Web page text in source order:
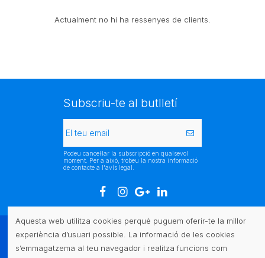
Actualment no hi ha ressenyes de clients.
Subscriu-te al butlletí
Podeu cancel·lar la subscripció en qualsevol
moment. Per a això, trobeu la nostra informació
de contacte a l'avís legal.
Atenció al client
Aquesta web utilitza cookies perquè puguem oferir-te la millor
experiència d’usuari possible. La informació de les cookies
s’emmagatzema al teu navegador i realitza funcions com